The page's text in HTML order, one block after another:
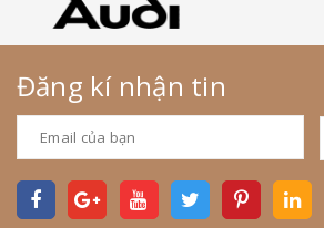
Đăng kí nhận tin